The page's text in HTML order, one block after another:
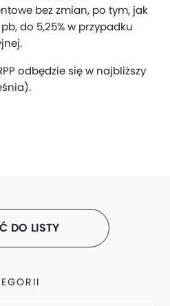
bez zmian, po tym, jak
do 5,25% w przypadku
odbędzie się w najbliższy
DO LISTY